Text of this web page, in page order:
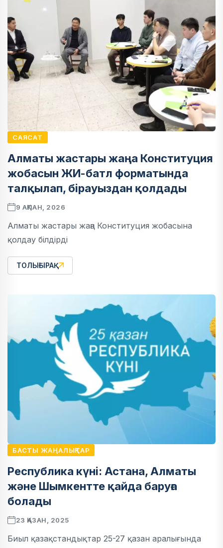
САЯСАТ
Алматы жастары жаңа Конституция
жобасын ЖИ-батл форматында
талқылап, бірауыздан қолдады
9 АҚПАН, 2026
Алматы жастары жаңа Конституция жобасына
қолдау білдірді
ТОЛЫҒЫРАҚ
БАСТЫ ЖАҢАЛЫҚТАР
Республика күні: Астана, Алматы
және Шымкентте қайда баруға
болады
23 ҚАЗАН, 2025
Биыл қазақстандықтар 25-27 қазан аралығында